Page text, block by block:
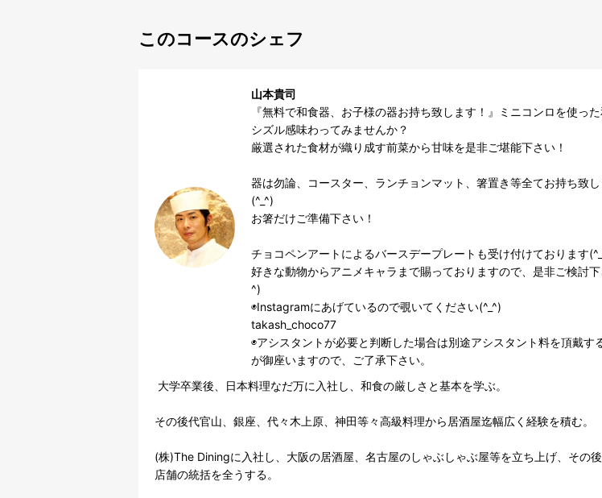
このコースのシェフ
山本貴司
『無料で和食器、お子様の器お持ち致します！』ミニコンロを使っ
シズル感味わってみませんか？
厳選された食材が織り成す前菜から甘味を是非ご堪能下さい！
器は勿論、コースター、ランチョンマット、箸置き等全てお持ち致し
(^_^)
お箸だけご準備下さい！
チョコペンアートによるバースデープレートも受け付けております
好きな動物からアニメキャラまで賜っておりますので、是非ご検討下
^)
◉Instagramにあげているので覗いてください(^_^)
takash_choco77
◉アシスタントが必要と判断した場合は別途アシスタント料を頂戴す
が御座いますので、ご了承下さい。
その後代官山、銀座、代々木上原、神田等々高級料理から居酒屋迄幅広く経験を積む。
(株)The Diningに入社し、大阪の居酒屋、名古屋のしゃぶしゃぶ屋等を立ち上げ、その
店舗の統括を全うする。